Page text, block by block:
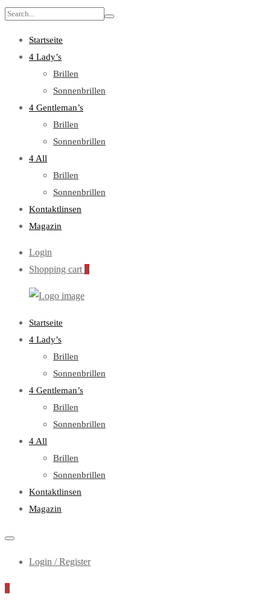
Search
Startseite
4 Lady’s
Brillen
Sonnenbrillen
4 Gentleman’s
Brillen
Sonnenbrillen
4 All
Brillen
Sonnenbrillen
Kontaktlinsen
Magazin
Login
Shopping cart 0
Primary
Menu
Startseite
4 Lady’s
Brillen
Sonnenbrillen
4 Gentleman’s
Brillen
Sonnenbrillen
4 All
Brillen
Sonnenbrillen
Kontaktlinsen
Magazin
Login / Register
0